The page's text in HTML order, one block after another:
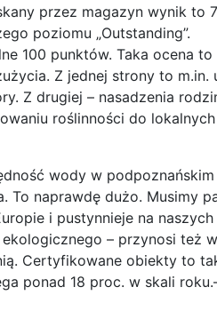
przez magazyn wynik to
poziomu „Outstanding”.
100 punktów. Taka ocena
Z jednej strony to m.in.
Z drugiej – nasadzenia
roślinności do
wody w
naprawdę dużo. Musimy
i pustynnieje na
– przynosi też
Certyfikowane obiekty to
ponad 18 proc. w skali